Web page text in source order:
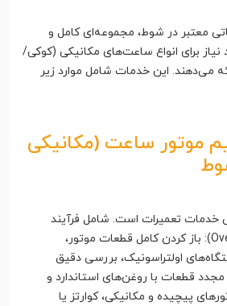
معتبر در شوط، مجموعه‌ای کامل و
برای انواع ساعت‌های مکانیکی (کوکی/
می‌دهند. این خدمات شامل موارد زیر
موتور ساعت (مکانیکی
تعمیرات است. شامل فرآیند
تخصصی اورحال (Overhaul): باز کردن کامل قطعات موتور،
اولتراسونیک، بررسی دقیق
قطعات با روغن‌های استاندارد و
پیچیده و مکانیکی، کوارتز یا